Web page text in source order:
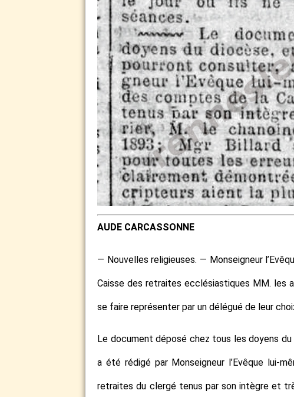
AUDE CARCASSONNE
— Nouvelles religieuses. — Monseigneur
Caisse des retraites ecclésiastiques MM. les
se faire représenter par un délégué de leur
Le document déposé chez tous les doyens
a été rédigé par Monseigneur l’Evêque lui-
retraites du clergé tenus par son intègre et